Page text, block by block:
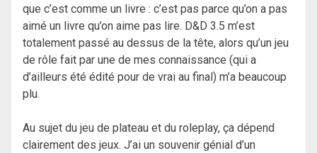
que c’est comme un livre : c’est pas parce qu’on a pas
aimé un livre qu’on aime pas lire. D&D 3.5 m’est
totalement passé au dessus de la tête, alors qu’un jeu
de rôle fait par une de mes connaissance (qui a
d’ailleurs été édité pour de vrai au final) m’a beaucoup
plu.
Au sujet du jeu de plateau et du roleplay, ça dépend
clairement des jeux. J’ai un souvenir génial d’un